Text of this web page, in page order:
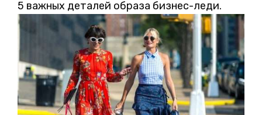
5 важных деталей образа бизнес-леди.